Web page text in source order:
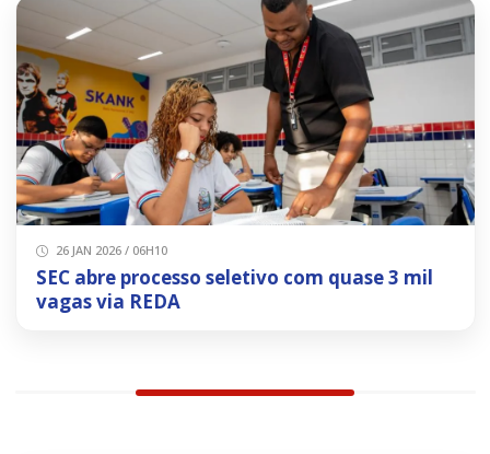
26 JAN 2026 / 06H10
SEC abre processo seletivo com quase 3 mil
vagas via REDA